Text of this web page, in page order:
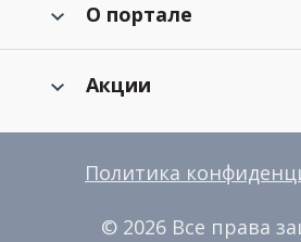
О портале
Акции
Политика
© 2026 Все права